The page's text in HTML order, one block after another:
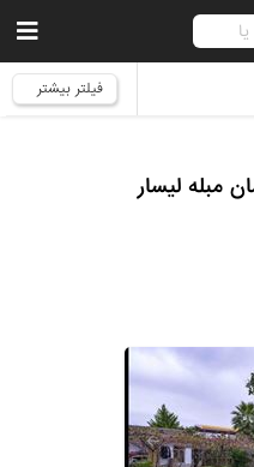
فیلتر بیشتر
مبله لیسار